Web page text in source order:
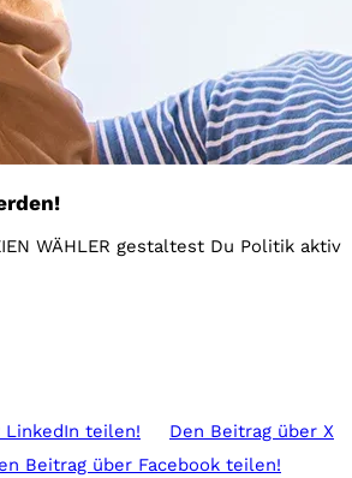
WÄHLER gestaltest Du Politik aktiv
LinkedIn teilen! Den Beitrag über X
Beitrag über Facebook teilen!